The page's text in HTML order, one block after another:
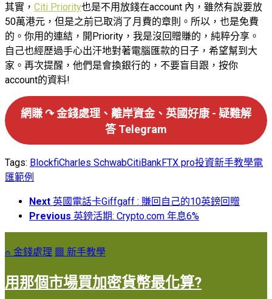
其實， Citi Priority也是不用放錢在account 內，雖然有說要放
50萬港元，但是之前已取消了月費的章則。所以，也是免費
的。你用的連結，開Priority，我是沒回贈賺的，純粹分享。
自己也經歷過手心出汗地對著電腦匯款的日子，希望幫到大
家。再次提醒，他們是會換銀行的，不要盲目跟，按你
account的資料!
網賺 ↷ 金錢處理、離岸資金、英國好康 - 疑難解
答 Telegram
Tags: BlockfiCharles SchwabCitiBankFTX pro投資新手教學電
匯範例
Next 英國電話卡Giffgaff : 賺回自己的10英鎊回贈
Previous 英鎊活期: Crypto.com 年息6%
⍝ 金錢處理 ▩ 新手教學
用那個市場買加密貨幣最化算?